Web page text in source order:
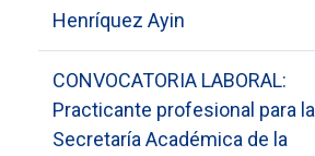
Henríquez Ayin
CONVOCATORIA LABORAL:
Practicante profesional para la
Secretaría Académica de la